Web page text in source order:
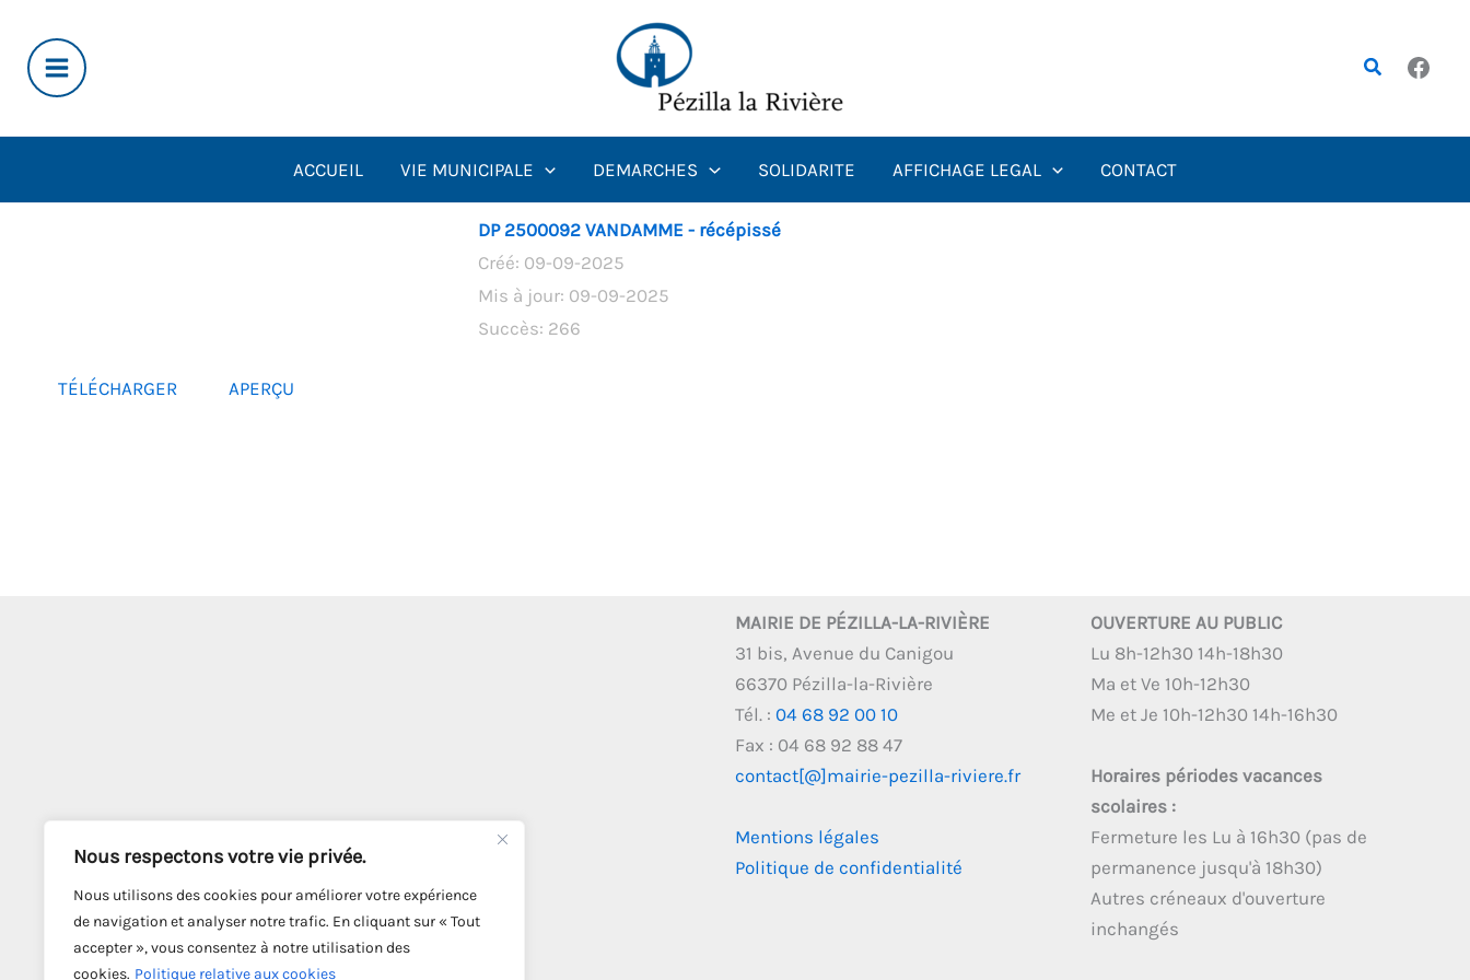
Nous respectons votre vie privée.
Nous utilisons des cookies pour améliorer votre expérience
de navigation et analyser notre trafic. En cliquant sur « Tout
accepter », vous consentez à notre utilisation des
cookies. Politique relative aux cookies
contenu
Rechercher
ACCUEIL VIE MUNICIPALE DEMARCHES SOLIDARITE AFFICHAGE LEGAL CONTACT
DP 2500092 VANDAMME - récépissé
Créé: 09-09-2025
Mis à jour: 09-09-2025
Succès: 266
TÉLÉCHARGER APERÇU
MAIRIE DE PÉZILLA-LA-RIVIÈRE
31 bis, Avenue du Canigou
66370 Pézilla-la-Rivière
Tél. : 04 68 92 00 10
Fax : 04 68 92 88 47
contact[@]mairie-pezilla-riviere.fr
Mentions légales
Politique de confidentialité
OUVERTURE AU PUBLIC
Lu 8h-12h30 14h-18h30
Ma et Ve 10h-12h30
Me et Je 10h-12h30 14h-16h30
Horaires périodes vacances
scolaires :
Fermeture les Lu à 16h30 (pas de
permanence jusqu'à 18h30)
Autres créneaux d'ouverture
inchangés